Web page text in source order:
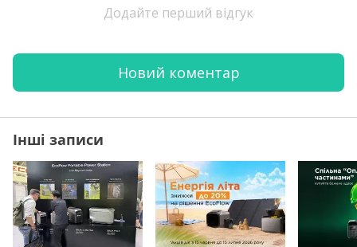
Додайте перший відгук
Новий коментар
Інші записи